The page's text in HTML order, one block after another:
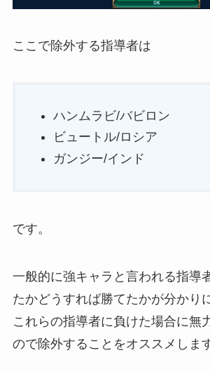
ここで除外する指導者は
ハンムラビ/バビロン
ビュートル/ロシア
ガンジー/インド
です。
一般的に強キャラと言われる指導
たかどうすれば勝てたかが分かり
これらの指導者に負けた場合に無
ので除外することをオススメします